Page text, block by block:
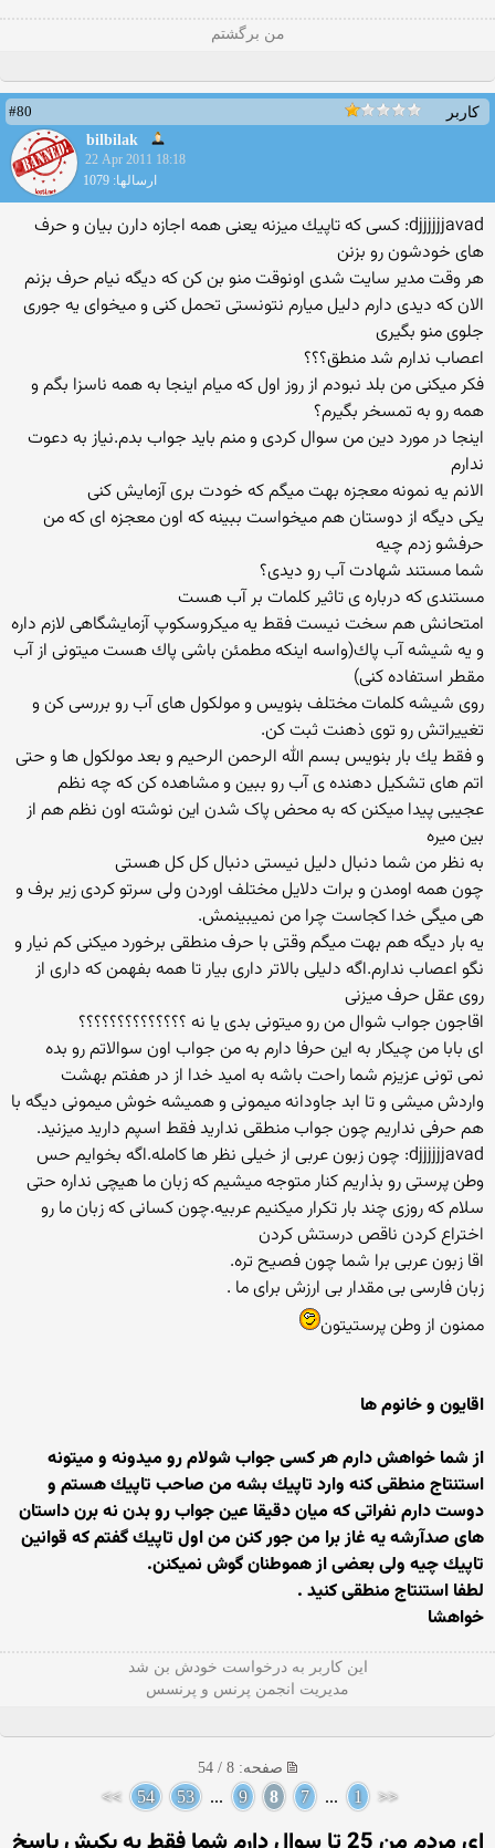
من برگشتم
کاربر
#80
bilbilak
22 Apr 2011 18:18
ارسالها: 1079
djjjjjjavad: كسی كه تاپیك میزنه یعنی همه اجازه دارن بیان و حرف
های خودشون رو بزنن
هر وقت مدیر سایت شدی اونوقت منو بن كن كه دیگه نیام حرف بزنم
الان كه دیدی دارم دلیل میارم نتونستی تحمل كنی و میخوای یه جوری
جلوی منو بگیری
اعصاب ندارم شد منطق؟؟؟
فكر میكنی من بلد نبودم از روز اول كه میام اینجا به همه ناسزا بگم و
همه رو به تمسخر بگیرم؟
اینجا در مورد دین من سوال كردی و منم باید جواب بدم.نیاز به دعوت
ندارم
الانم یه نمونه معجزه بهت میگم كه خودت بری آزمایش كنی
یكی دیگه از دوستان هم میخواست ببینه كه اون معجزه ای كه من
حرفشو زدم چیه
شما مستند شهادت آب رو دیدی؟
مستندی كه درباره ی تاثیر كلمات بر آب هست
امتحانش هم سخت نیست فقط یه میكروسكوپ آزمایشگاهی لازم داره
و یه شیشه آب پاك(واسه اینكه مطمئن باشی پاك هست میتونی از آب
مقطر استفاده كنی)
روی شیشه كلمات مختلف بنویس و مولكول های آب رو بررسی كن و
تغییراتش رو توی ذهنت ثبت كن.
و فقط یك بار بنویس بسم الله الرحمن الرحیم و بعد مولکول ها و حتی
اتم های تشکیل دهنده ی آب رو ببین و مشاهده کن که چه نظم
عجیبی پیدا میکنن که به محض پاک شدن این نوشته اون نظم هم از
بین میره
به نظر من شما دنبال دلیل نیستی دنبال کل کل هستی
چون همه اومدن و برات دلایل مختلف اوردن ولی سرتو کردی زیر برف و
هی میگی خدا کجاست چرا من نمیبینمش.
یه بار دیگه هم بهت میگم وقتی با حرف منطقی برخورد میکنی کم نیار و
نگو اعصاب ندارم.اگه دلیلی بالاتر داری بیار تا همه بفهمن که داری از
روی عقل حرف میزنی
اقاجون جواب شوال من رو میتونی بدی یا نه ؟؟؟؟؟؟؟؟؟؟؟؟؟؟
ای بابا من چیكار به این حرفا دارم به من جواب اون سوالاتم رو بده
نمی تونی عزیزم شما راحت باشه به امید خدا از در هفتم بهشت
واردش میشی و تا ابد جاودانه میمونی و همیشه خوش میمونی دیگه با
هم حرفی نداریم چون جواب منطقی ندارید فقط اسپم دارید میزنید.
djjjjjjavad: چون زبون عربی از خیلی نظر ها کامله.اگه بخوایم حس
وطن پرستی رو بذاریم کنار متوجه میشیم که زبان ما هیچی نداره حتی
سلام که روزی چند بار تکرار میکنیم عربیه.چون کسانی که زبان ما رو
اختراع کردن ناقص درستش کردن
اقا زبون عربی برا شما چون فصیح تره.
زبان فارسی بی مقدار بی ارزش برای ما .
ممنون از وطن پرستیتون
اقایون و خانوم ها
از شما خواهش دارم هر كسی جواب شولام رو میدونه و میتونه
استنتاج منطقی كنه وارد تاپیك بشه من صاحب تاپیك هستم و
دوست دارم نفراتی كه میان دقیقا عین جواب رو بدن نه برن داستان
های صدآرشه یه غاز برا من جور كنن من اول تاپیك گفتم كه قوانین
تاپیك چیه ولی بعضی از هموطنان گوش نمیكنن.
لطفا استنتاج منطقی كنید .
خواهشا
این كاربر به درخواست خودش بن شد
مدیریت انجمن پرنس و پرنسس
صفحه: 8 / 54
<<
1
...
7
8
9
...
53
54
>>